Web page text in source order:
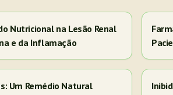
Nutricional na Lesão Renal
e da Inflamação
Um Remédio Natural